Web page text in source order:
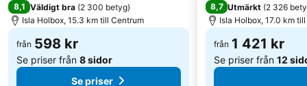
8,1 Väldigt bra (2 300 betyg)
Isla Holbox, 15.3 km till Centrum
från 598 kr
Se priser från 8 sidor
Se priser
8,7 Utmärkt (2 326
Isla Holbox, 17.0 km
från 1 421 kr
Se priser från 12